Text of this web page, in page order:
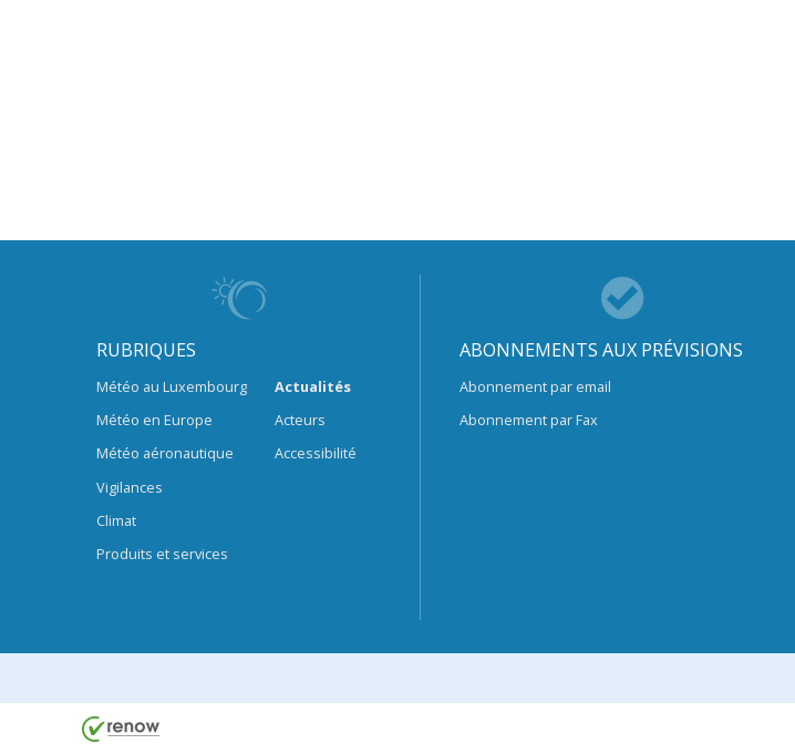
RUBRIQUES
Météo au Luxembourg
Météo en Europe
Météo aéronautique
Vigilances
Climat
Produits et services
Actualités
Acteurs
Accessibilité
ABONNEMENTS AUX PRÉVISIONS
Abonnement par email
Abonnement par Fax